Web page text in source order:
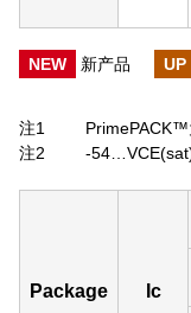
NEW 新产品 UP
注1
PrimePACK™
注2
-
Package Ic